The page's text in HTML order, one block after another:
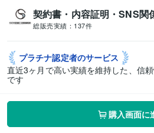
契約書・内容証明・SNS関
総販売実績： 137件
プラチナ認定者のサービス
直近3ヶ月で高い実績を維持した、信
です
購入画面に